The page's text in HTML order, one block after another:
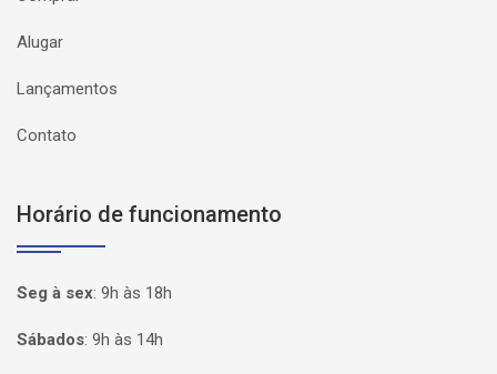
Alugar
Lançamentos
Contato
Horário de funcionamento
Seg à sex: 9h às 18h
Sábados: 9h às 14h